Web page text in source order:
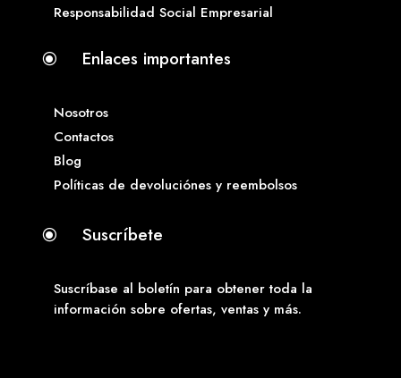
Responsabilidad Social Empresarial
\ Enlaces importantes
Nosotros
Contactos
Blog
Políticas de devoluciónes y reembolsos
\ Suscríbete
Suscríbase al boletín para obtener toda la
información sobre ofertas, ventas y más.